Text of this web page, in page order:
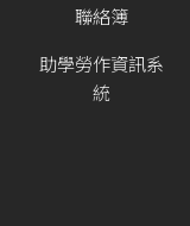
聯絡簿
助學勞作資訊系
統